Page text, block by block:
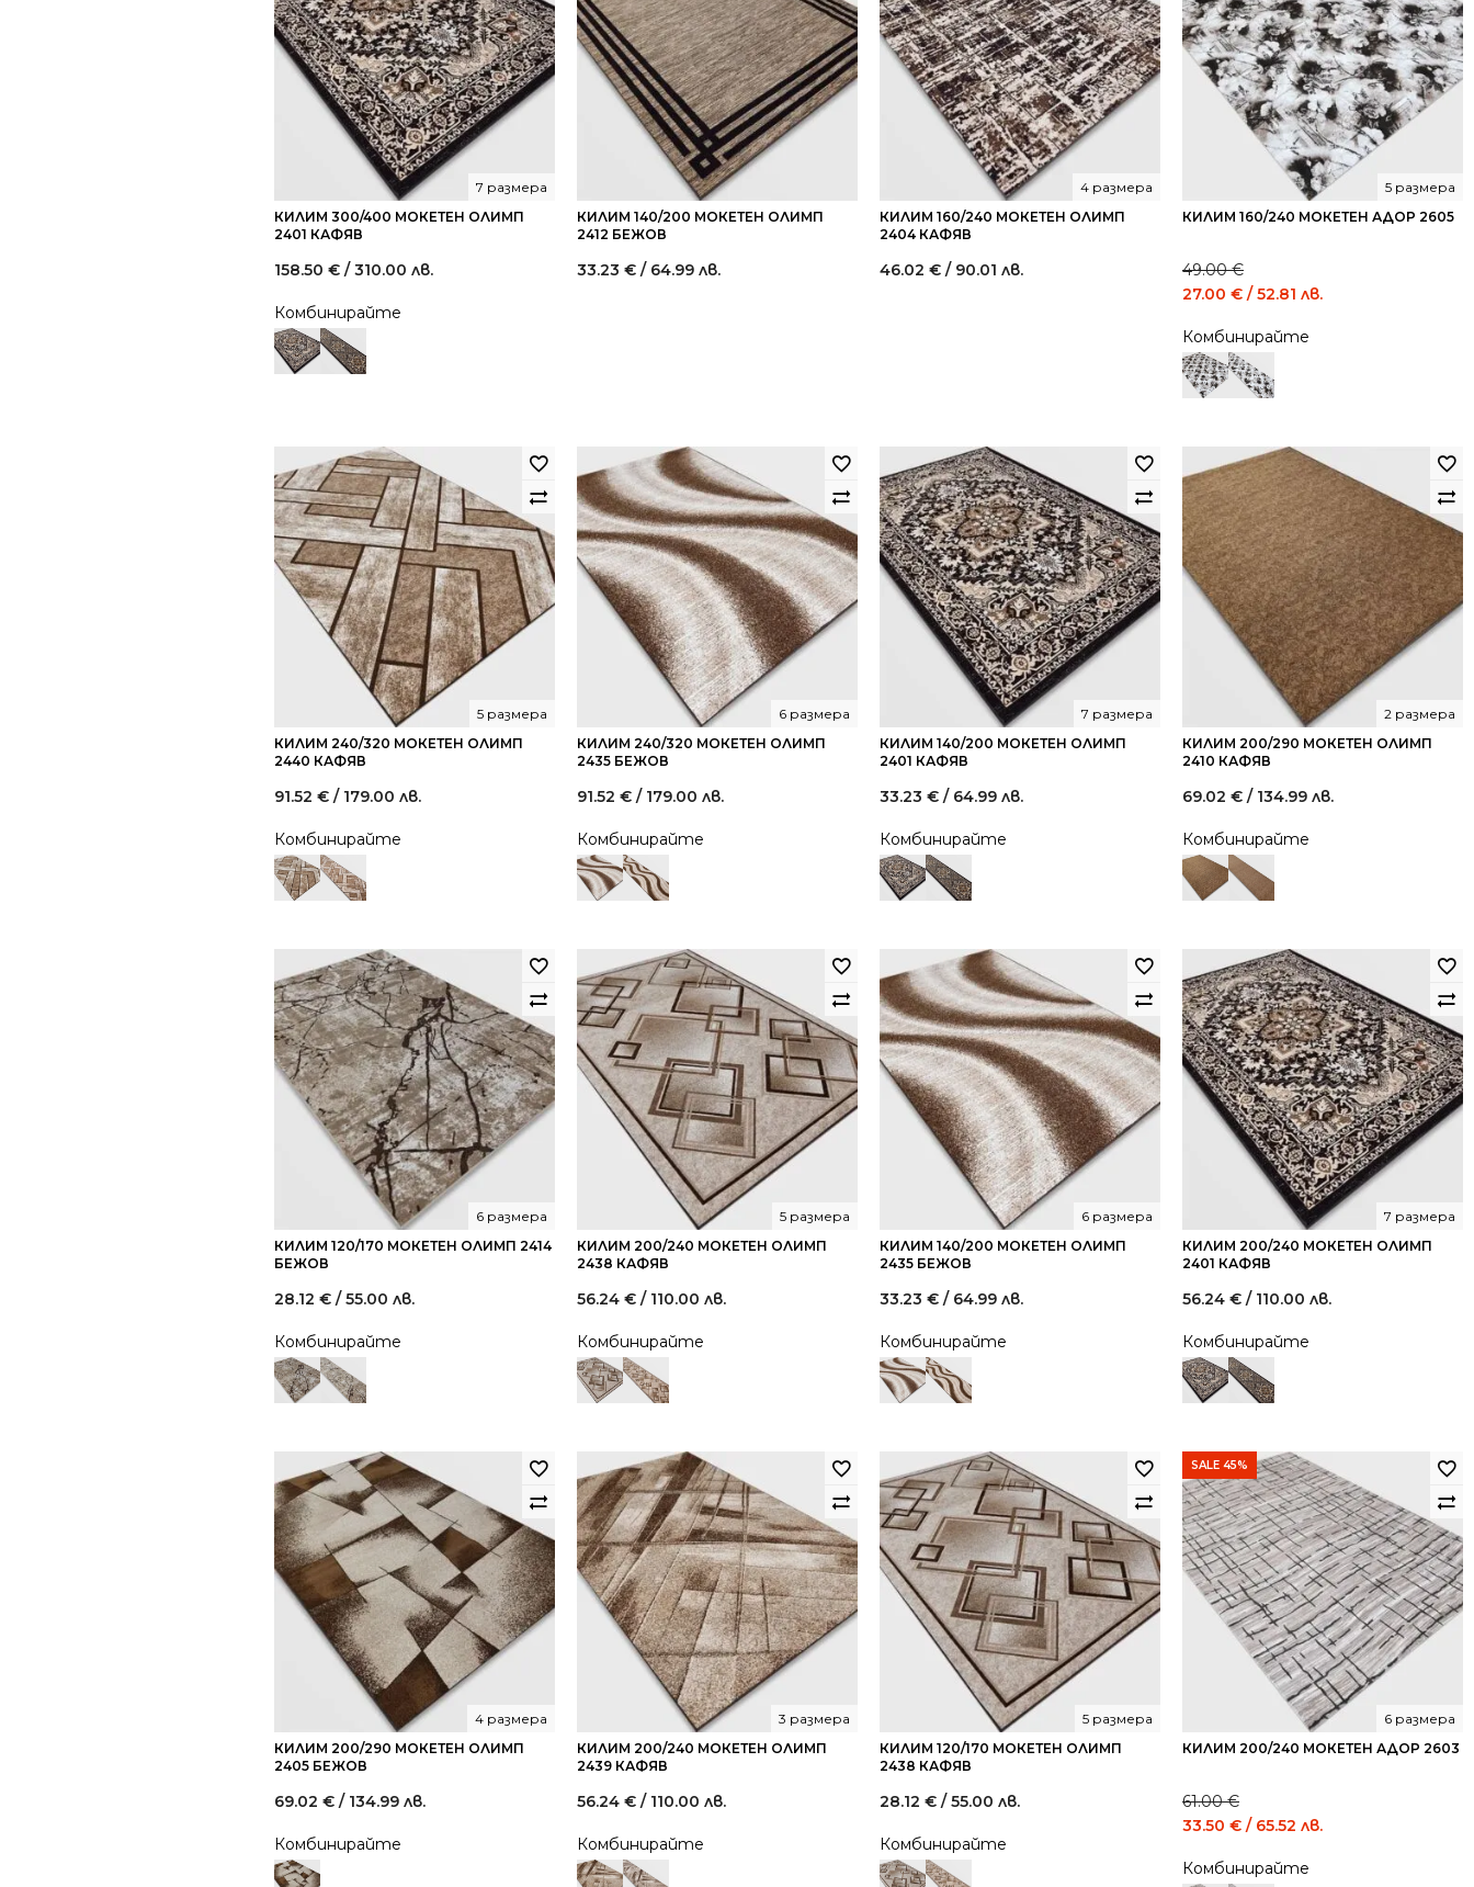
КИЛИМ 300/400 МОКЕТЕН ОЛИМП
2401 КАФЯВ
7 размера
158.50 € / 310.00 лв.
Комбинирайте
КИЛИМ 140/200 МОКЕТЕН ОЛИМП
2412 БЕЖОВ
33.23 € / 64.99 лв.
КИЛИМ 160/240 МОКЕТЕН ОЛИМП
2404 КАФЯВ
4 размера
46.02 € / 90.01 лв.
КИЛИМ 160/240 МОКЕТЕН АДОР 2605
5 размера
49.00€
Original
was:
49.00 €
/
27.00 € / 52.81 лв.
Комбинирайте
КИЛИМ 240/320 МОКЕТЕН ОЛИМП
2440 КАФЯВ
5 размера
91.52 € / 179.00 лв.
Комбинирайте
КИЛИМ 240/320 МОКЕТЕН ОЛИМП
2435 БЕЖОВ
6 размера
91.52 € / 179.00 лв.
Комбинирайте
КИЛИМ 140/200 МОКЕТЕН ОЛИМП
2401 КАФЯВ
7 размера
33.23 € / 64.99 лв.
Комбинирайте
КИЛИМ 200/290 МОКЕТЕН ОЛИМП
2410 КАФЯВ
2 размера
69.02 € / 134.99 лв.
Комбинирайте
КИЛИМ 120/170 МОКЕТЕН ОЛИМП 2414
БЕЖОВ
6 размера
28.12 € / 55.00 лв.
Комбинирайте
КИЛИМ 200/240 МОКЕТЕН ОЛИМП
2438 КАФЯВ
5 размера
56.24 € / 110.00 лв.
Комбинирайте
КИЛИМ 140/200 МОКЕТЕН ОЛИМП
2435 БЕЖОВ
6 размера
33.23 € / 64.99 лв.
Комбинирайте
КИЛИМ 200/240 МОКЕТЕН ОЛИМП
2401 КАФЯВ
7 размера
56.24 € / 110.00 лв.
Комбинирайте
КИЛИМ 200/290 МОКЕТЕН ОЛИМП
2405 БЕЖОВ
4 размера
69.02 € / 134.99 лв.
Комбинирайте
КИЛИМ 200/240 МОКЕТЕН ОЛИМП
2439 КАФЯВ
3 размера
56.24 € / 110.00 лв.
Комбинирайте
КИЛИМ 120/170 МОКЕТЕН ОЛИМП
2438 КАФЯВ
5 размера
28.12 € / 55.00 лв.
Комбинирайте
SALE 45%
КИЛИМ 200/240 МОКЕТЕН АДОР 2603
6 размера
61.00€
Original
was:
33.50 € / 65.52 лв.
Комбинирайте